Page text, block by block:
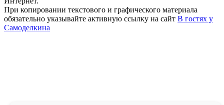
При копировании текстового и графического материала
обязательно указывайте активную ссылку на сайт В гостях у
Самоделкина